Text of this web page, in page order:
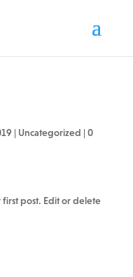
| Uncategorized | 0
first post. Edit or delete